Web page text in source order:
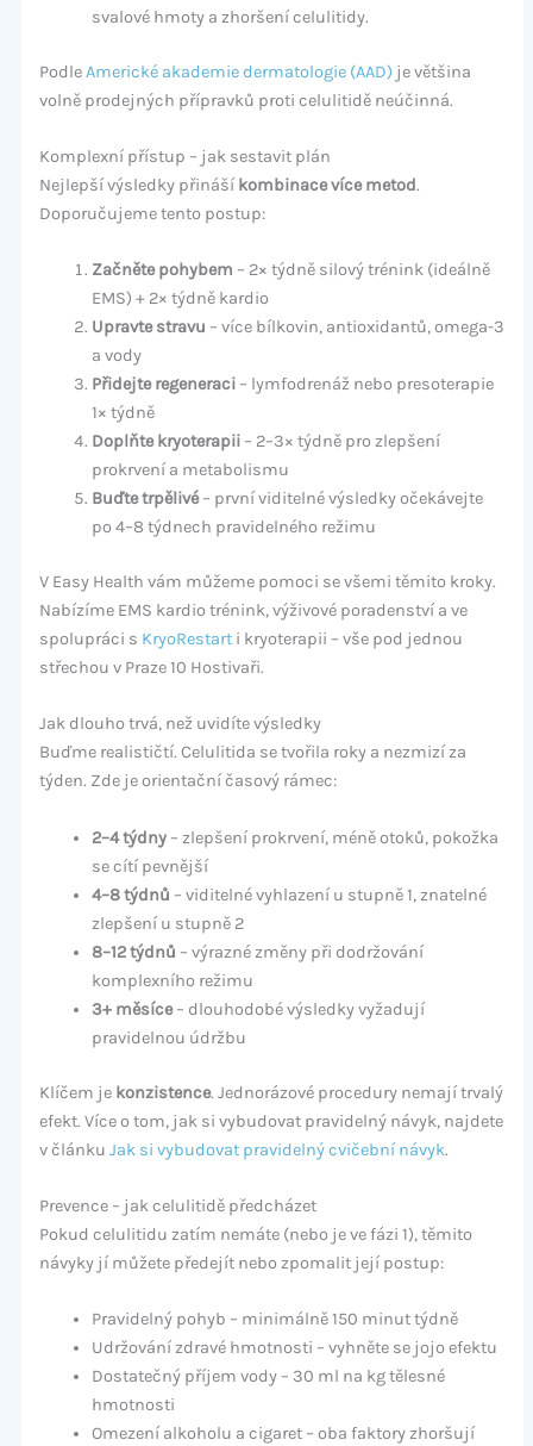
svalové hmoty a zhoršení celulitidy.
PodleAmerické akademie dermatologie (AAD) je většina
volně prodejných přípravků proti celulitidě neúčinná.
Komplexní přístup – jak sestavit plán
Nejlepší výsledky přináší kombinace více metod.
Doporučujeme tento postup:
Začněte pohybem – 2× týdně silový trénink (ideálně
EMS) + 2× týdně kardio
Upravte stravu – více bílkovin, antioxidantů, omega-3
a vody
Přidejte regeneraci– lymfodrenáž nebo presoterapie
1× týdně
Doplňte kryoterapii– 2–3× týdně pro zlepšení
prokrvení a metabolismu
Buďte trpělivé– první viditelné výsledky očekávejte
po 4–8 týdnech pravidelného režimu
V Easy Health vám můžeme pomoci se všemi těmito kroky.
Nabízíme EMS kardio trénink, výživové poradenství a ve
spolupráci s KryoRestarti kryoterapii – vše pod jednou
střechou v Praze 10 Hostivaři.
Jak dlouho trvá, než uvidíte výsledky
Buďme realističtí. Celulitida se tvořila roky a nezmizí za
týden. Zde je orientační časový rámec:
2–4 týdny– zlepšení prokrvení, méně otoků, pokožka
se cítí pevnější
4–8 týdnů – viditelné vyhlazení u stupně 1, znatelné
zlepšení u stupně 2
8–12 týdnů – výrazné změny při dodržování
komplexního režimu
3+ měsíce– dlouhodobé výsledky vyžadují
pravidelnou údržbu
Klíčem je konzistence. Jednorázové procedury nemají trvalý
efekt. Více o tom, jak si vybudovat pravidelný návyk, najdete
v článku Jak si vybudovat pravidelný cvičební návyk.
Prevence – jak celulitidě předcházet
Pokud celulitidu zatím nemáte (nebo je ve fázi 1), těmito
návyky jí můžete předejít nebo zpomalit její postup:
Pravidelný pohyb – minimálně 150 minut týdně
Udržování zdravé hmotnosti – vyhněte se jojo efektu
Dostatečný příjem vody – 30 ml na kg tělesné
hmotnosti
Omezení alkoholu a cigaret – oba faktory zhoršují